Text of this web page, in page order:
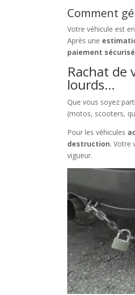
Comment
Votre véhicule est
Après une
paiement
Rachat de
lourds…
Que vous soyez
(motos, scooters,
Pour les véhicules
destruction. Votre
vigueur.